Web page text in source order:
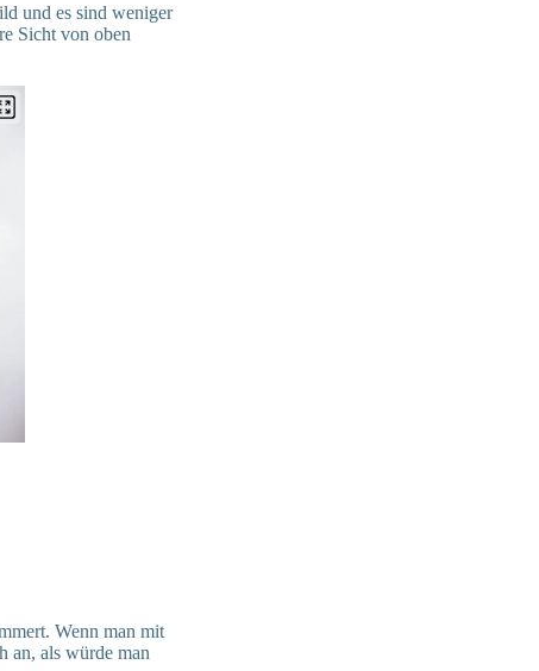
und es sind weniger
Sicht von oben
Wenn man mit
an, als würde man